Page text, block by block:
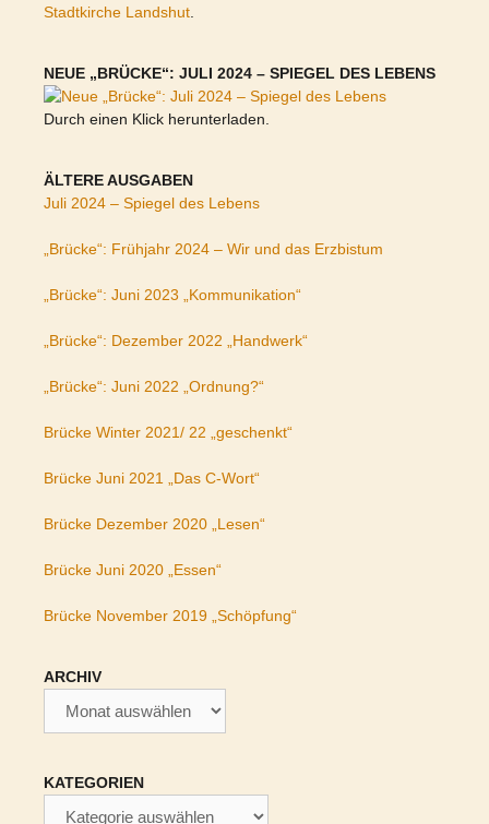
Stadtkirche Landshut
NEUE „BRÜCKE“: JULI 2024 – SPIEGEL DES LEBENS
Durch einen Klick herunterladen.
ÄLTERE AUSGABEN
Juli 2024 – Spiegel des Lebens
„Brücke“: Frühjahr 2024 – Wir und das Erzbistum
„Brücke“: Juni 2023 „Kommunikation“
„Brücke“: Dezember 2022 „Handwerk“
„Brücke“: Juni 2022 „Ordnung?“
Brücke Winter 2021/ 22 „geschenkt“
Brücke Juni 2021 „Das C-Wort“
Brücke Dezember 2020 „Lesen“
Brücke Juni 2020 „Essen“
Brücke November 2019 „Schöpfung“
ARCHIV
KATEGORIEN